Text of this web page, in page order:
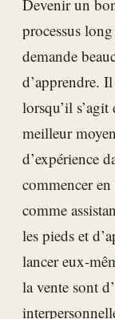
Devenir un
processus
demande
d’apprendre.
lorsqu’il
meilleur
d’expérience
commencer
comme
les pieds et
lancer eux-
la vente sont